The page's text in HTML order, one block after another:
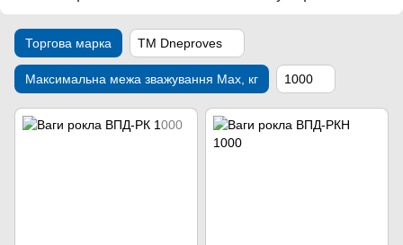
Торгова марка ТМ Dneproves
Максимальна межа зважування Мах, кг 1000